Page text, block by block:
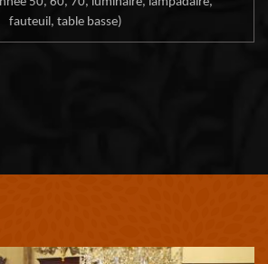
fauteuil, table basse)